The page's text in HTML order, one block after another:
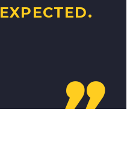
EXPECTED.
